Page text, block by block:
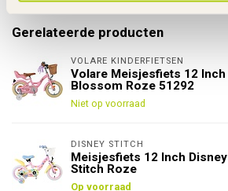
Gerelateerde producten
VOLARE KINDERFIETSEN
Volare Meisjesfiets 12 Inch
Blossom Roze 51292
Niet op voorraad
DISNEY STITCH
Meisjesfiets 12 Inch Disney
Stitch Roze
Op voorraad